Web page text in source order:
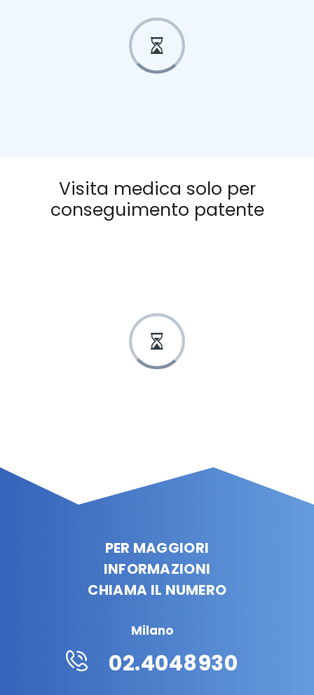
Visita medica solo per
conseguimento patente
PER MAGGIORI
INFORMAZIONI
CHIAMA IL NUMERO
Milano
02.4048930